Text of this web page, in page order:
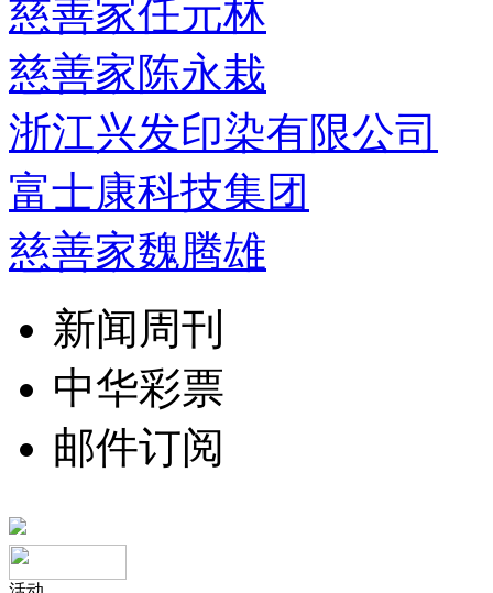
慈善家任元林
慈善家陈永栽
浙江兴发印染有限公司
富士康科技集团
慈善家魏腾雄
新闻周刊
中华彩票
邮件订阅